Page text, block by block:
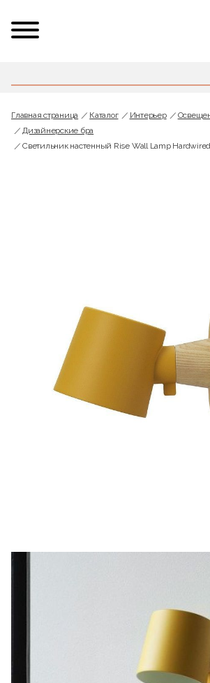
Главная страница Каталог Интерьер
Дизайнерские бра
Светильник настенный Rise Wall Lamp